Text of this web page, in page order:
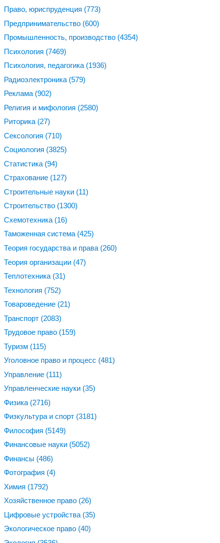
Право, юриспруденция (773)
Предпринимательство (600)
Промышленность, производство (4354)
Психология (7469)
Психология, педагогика (1936)
Радиоэлектроника (579)
Реклама (902)
Религия и мифология (2580)
Риторика (27)
Сексология (710)
Социология (3825)
Статистика (94)
Страхование (127)
Строительные науки (11)
Строительство (1300)
Схемотехника (16)
Таможенная система (425)
Теория государства и права (260)
Теория организации (47)
Теплотехника (31)
Технология (752)
Товароведение (21)
Транспорт (2083)
Трудовое право (159)
Туризм (115)
Уголовное право и процесс (481)
Управление (111)
Управленческие науки (35)
Физика (2716)
Физкультура и спорт (3181)
Философия (5149)
Финансовые науки (5052)
Финансы (486)
Фотография (4)
Химия (1792)
Хозяйственное право (26)
Цифровые устройства (35)
Экологическое право (40)